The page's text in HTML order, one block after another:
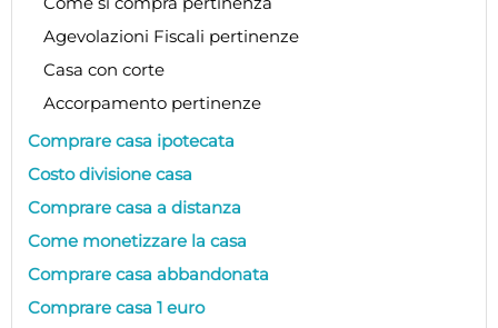
Agevolazioni Fiscali pertinenze
Casa con corte
Accorpamento pertinenze
Comprare casa ipotecata
Costo divisione casa
Comprare casa a distanza
Come monetizzare la casa
Comprare casa abbandonata
Comprare casa 1 euro